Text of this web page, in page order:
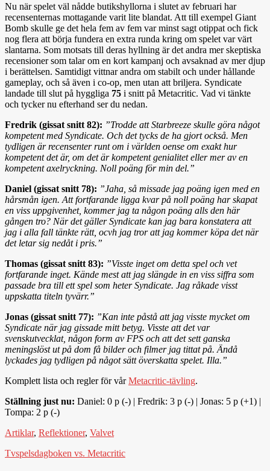
Nu när spelet väl nådde butikshyllorna i slutet av februari har
recensenternas mottagande varit lite blandat. Att till exempel Giant
Bomb skulle ge det hela fem av fem var minst sagt otippat och fick
nog flera att börja fundera en extra runda kring om spelet var värt
slantarna. Som motsats till deras hyllning är det andra mer skeptiska
recensioner som talar om en kort kampanj och avsaknad av mer djup
i berättelsen. Samtidigt vittnar andra om stabilt och under hållande
gameplay, och så även i co-op, men utan att briljera. Syndicate
landade till slut på hyggliga 75 i snitt på Metacritic. Vad vi tänkte
och tycker nu efterhand ser du nedan.
Fredrik (gissat snitt 82): ”Trodde att Starbreeze skulle göra något
kompetent med Syndicate. Och det tycks de ha gjort också. Men
tydligen är recensenter runt om i världen oense om exakt hur
kompetent det är, om det är kompetent genialitet eller mer av en
kompetent axelryckning. Noll poäng för min del.”
Daniel (gissat snitt 78): ”Jaha, så missade jag poäng igen med en
hårsmån igen. Att fortfarande ligga kvar på noll poäng har skapat
en viss uppgivenhet, kommer jag ta någon poäng alls den här
gången tro? När det gäller Syndicate kan jag bara konstatera att
jag i alla fall tänkte rätt, ocvh jag tror att jag kommer köpa det när
det letar sig nedåt i pris.”
Thomas (gissat snitt 83): ”Visste inget om detta spel och vet
fortfarande inget. Kände mest att jag slängde in en viss siffra som
passade bra till ett spel som heter Syndicate. Jag råkade visst
uppskatta titeln tyvärr.”
Jonas (gissat snitt 77): ”Kan inte påstå att jag visste mycket om
Syndicate när jag gissade mitt betyg. Visste att det var
svenskutvecklat, någon form av FPS och att det sett ganska
meningslöst ut på dom få bilder och filmer jag tittat på. Ändå
lyckades jag tydligen på något sätt överskatta spelet. Illa.”
Komplett lista och regler för vårMetacritic-tävling.
Ställning just nu: Daniel: 0 p (-) | Fredrik: 3 p (-) | Jonas: 5 p (+1) |
Tompa: 2 p (-)
Artiklar, Reflektioner, Valvet
Tvspelsdagboken vs. Metacritic